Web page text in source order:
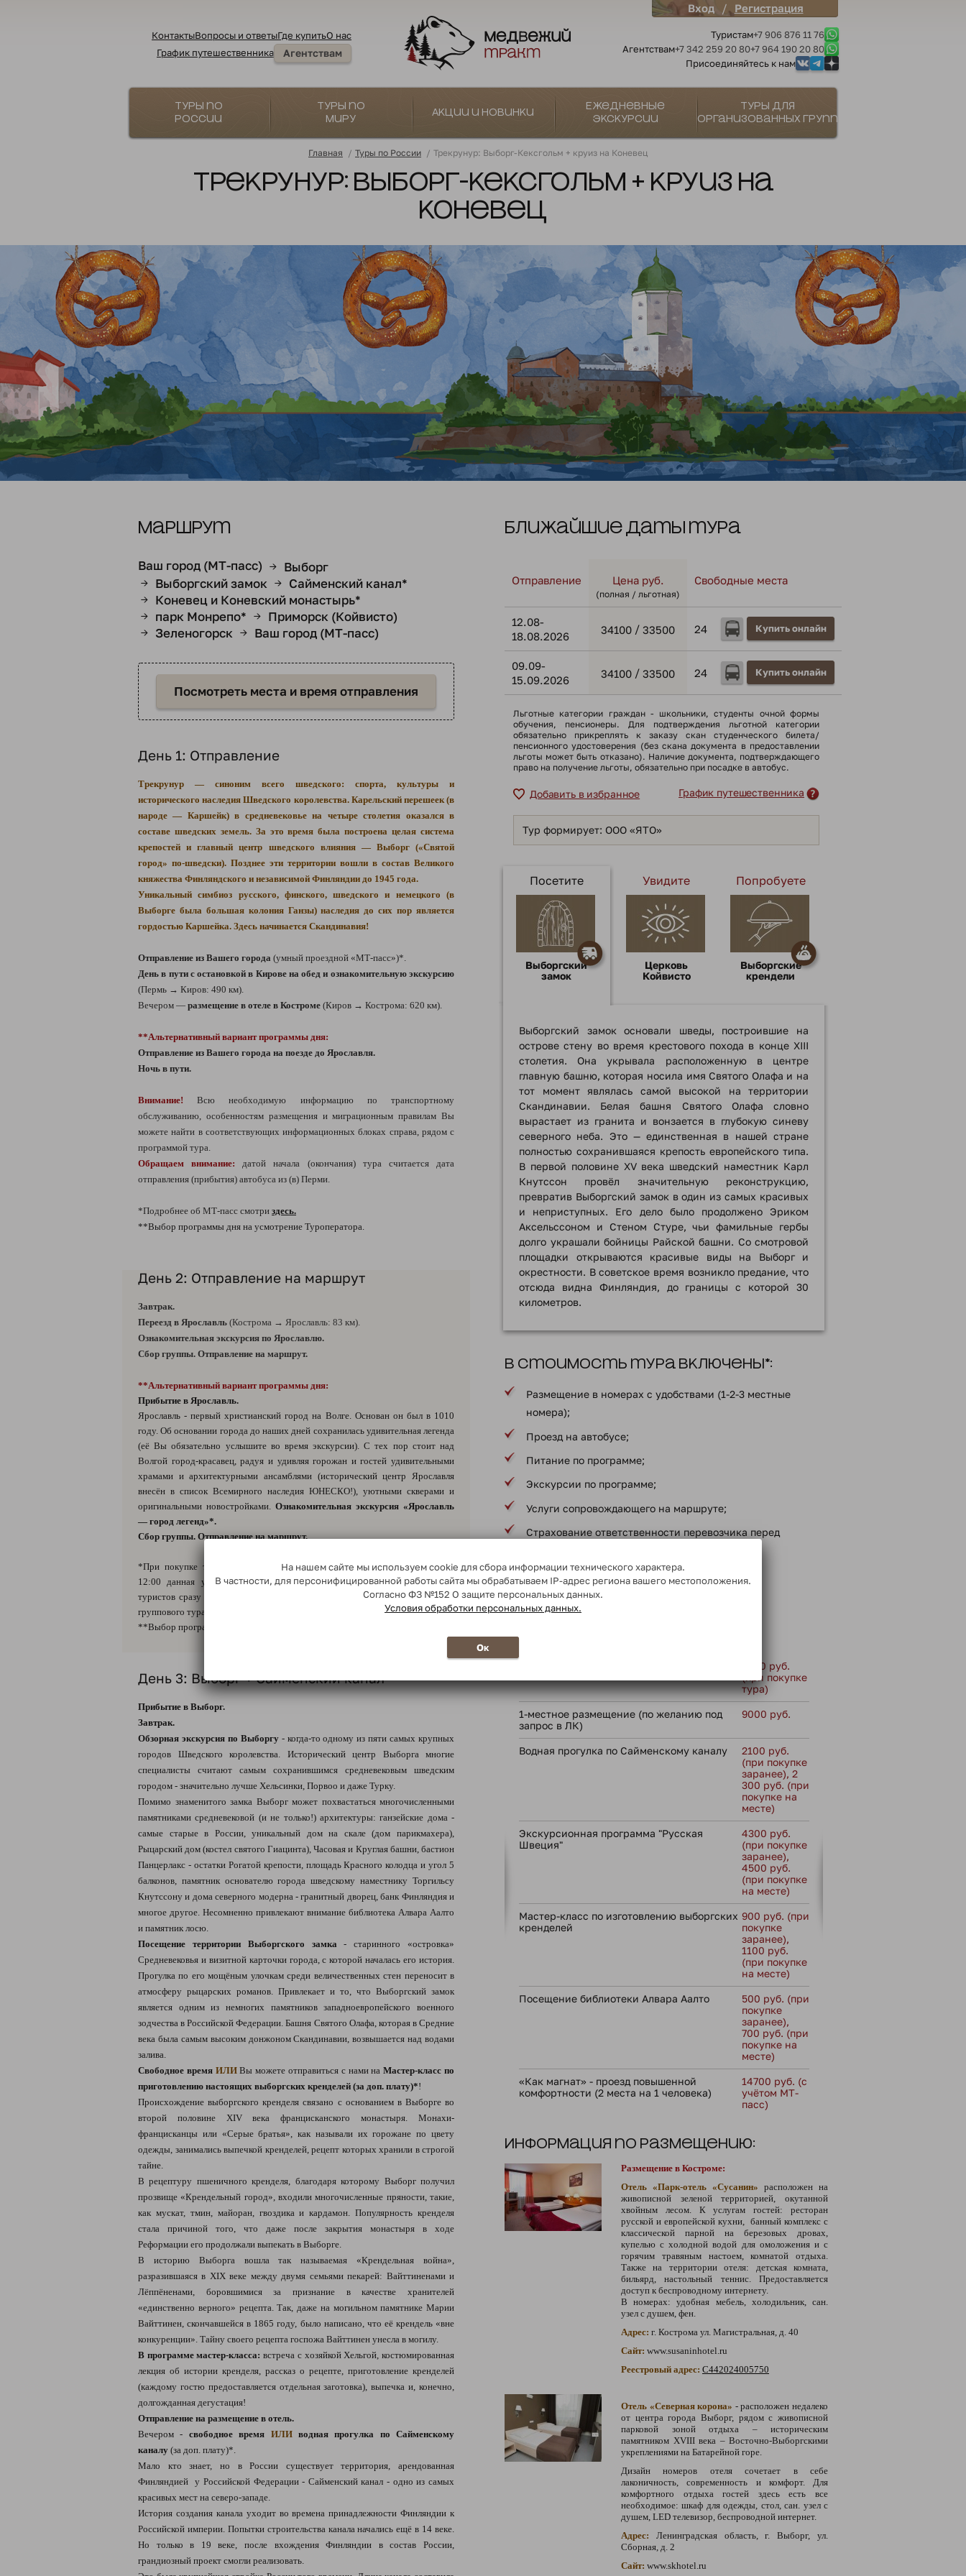
Вход / Регистрация
КонтактыВопросы и ответыГде купитьО нас
График путешественника
Агентствам
Туристам+7 906 876 11 76
Агентствам+7 342 259 20 80+7 964 190 20 80
Присоединяйтесь к нам
Туры по
России
Туры по
миру
Акции и новинки
Ежедневные
экскурсии
Туры для
организованных групп
Главная / Туры по России / Трекрунур: Выборг-Кексгольм + круиз на Коневец
Трекрунур: Выборг-Кексгольм + круиз на
Коневец
Маршрут
Ваш город (МТ-пасс) → Выборг
→ Выборгский замок → Сайменский канал*
→ Коневец и Коневский монастырь*
→ парк Монрепо* → Приморск (Койвисто)
→ Зеленогорск → Ваш город (МТ-пасс)
Посмотреть места и время отправления
День 1: Отправление
Трекрунур — синоним всего шведского: спорта, культуры и
исторического наследия Шведского королевства. Карельский перешеек (в
народе — Каршейк) в средневековье на четыре столетия оказался в
составе шведских земель. За это время была построена целая система
крепостей и главный центр шведского влияния — Выборг («Святой
город» по-шведски). Позднее эти территории вошли в состав Великого
княжества Финляндского и независимой Финляндии до 1945 года.
Уникальный симбиоз русского, финского, шведского и немецкого (в
Выборге была большая колония Ганзы) наследия до сих пор является
гордостью Каршейка. Здесь начинается Скандинавия!
Отправление из Вашего города (умный проездной «МТ-пасс»)*.
День в пути с остановкой в Кирове на обед и ознакомительную экскурсию
(Пермь → Киров: 490 км).
Вечером — размещение в отеле в Костроме (Киров → Кострома: 620 км).
**Альтернативный вариант программы дня:
Отправление из Вашего города на поезде до Ярославля.
Ночь в пути.
Внимание! Всю необходимую информацию по транспортному
обслуживанию, особенностям размещения и миграционным правилам Вы
можете найти в соответствующих информационных блоках справа, рядом с
программой тура.
Обращаем внимание:датой начала (окончания) тура считается дата
отправления (прибытия) автобуса из (в) Перми.
*Подробнее об МТ-пасс смотри здесь.
**Выбор программы дня на усмотрение Туроператора.
День 2: Отправление на маршрут
Завтрак.
Переезд в Ярославль (Кострома → Ярославль: 83 км).
Ознакомительная экскурсия по Ярославлю.
Сбор группы. Отправление на маршрут.
**Альтернативный вариант программы дня:
Прибытие в Ярославль.
Ярославль - первый христианский город на Волге. Основан он был в 1010
году. Об основании города до наших дней сохранилась удивительная легенда
(её Вы обязательно услышите во время экскурсии). С тех пор стоит над
Волгой город-красавец, радуя и удивляя горожан и гостей удивительными
храмами и архитектурными ансамблями (исторический центр Ярославля
внесён в список Всемирного наследия ЮНЕСКО!), уютными скверами и
оригинальными новостройками. Ознакомительная экскурсия «Ярославль
— город легенд»*.
Сбор группы. Отправление на маршрут.
*При покупке туров от «Медвежий тракт», стартующих из Ярославля в
12:00 данная услуга не предоставляется. После прибытия в Ярославль
туристов сразу подвозят к основному автобусу, следующему по маршруту
группового тура.
**Выбор программы дня на усмотрение Туроператора.
День 3: Выборг + Сайменский канал*
Прибытие в Выборг.
Завтрак.
Обзорная экскурсия по Выборгу- когда-то одному из пяти самых крупных
городов Шведского королевства. Исторический центр Выборга многие
специалисты считают самым сохранившимся средневековым шведским
городом - значительно лучше Хельсинки, Порвоо и даже Турку.
Помимо знаменитого замка Выборг может похвастаться многочисленными
памятниками средневековой (и не только!) архитектуры: ганзейские дома -
самые старые в России, уникальный дом на скале (дом парикмахера),
Рыцарский дом (костел святого Гиацинта), Часовая и Круглая башни, бастион
Панцерлакс - остатки Рогатой крепости, площадь Красного колодца и угол 5
балконов, памятник основателю города шведскому наместнику Торгильсу
Кнутссону и дома северного модерна - гранитный дворец, банк Финляндия и
многое другое. Несомненно привлекают внимание библиотека Алвара Аалто
и памятник лосю.
Посещение территории Выборгского замка - старинного «островка»
Средневековья и визитной карточки города, с которой началась его история.
Прогулка по его мощёным улочкам среди величественных стен переносит в
атмосферу рыцарских романов. Привлекает и то, что Выборгский замок
является одним из немногих памятников западноевропейского военного
зодчества в Российской Федерации. Башня Святого Олафа, которая в Средние
века была самым высоким донжоном Скандинавии, возвышается над водами
залива.
Свободное время ИЛИ Вы можете отправиться с нами на Мастер-класс по
приготовлению настоящих выборгских кренделей (за доп. плату)*!
Происхождение выборгского кренделя связано с основанием в Выборге во
второй половине XIV века францисканского монастыря. Монахи-
францисканцы или «Серые братья», как называли их горожане по цвету
одежды, занимались выпечкой кренделей, рецепт которых хранили в строгой
тайне.
В рецептуру пшеничного кренделя, благодаря которому Выборг получил
прозвище «Крендельный город», входили многочисленные пряности, такие,
как мускат, тмин, майоран, гвоздика и кардамон. Популярность кренделя
стала причиной того, что даже после закрытия монастыря в ходе
Реформации его продолжали выпекать в Выборге.
В историю Выборга вошла так называемая «Крендельная война»,
разразившаяся в XIX веке между двумя семьями пекарей: Вайттиненами и
Лёппёненами, боровшимися за признание в качестве хранителей
«единственно верного» рецепта. Так, даже на могильном памятнике Марии
Вайттинен, скончавшейся в 1865 году, было написано, что её крендель «вне
конкуренции». Тайну своего рецепта госпожа Вайттинен унесла в могилу.
В программе мастер-класса: встреча с хозяйкой Хельгой, костюмированная
лекция об истории кренделя, рассказ о рецепте, приготовление кренделей
(каждому гостю предоставляется отдельная заготовка), выпечка и, конечно,
долгожданная дегустация!
Отправление на размещение в отель.
Вечером - свободное время ИЛИводная прогулка по Сайменскому
каналу (за доп. плату)*.
Мало кто знает, но в России существует территория, арендованная
Финляндией у Российской Федерации - Сайменский канал - одно из самых
красивых мест на северо-западе.
История создания канала уходит во времена принадлежности Финляндии к
Российской империи. Попытки строительства канала начались ещё в 14 веке.
Но только в 19 веке, после вхождения Финляндии в состав России,
грандиозный проект смогли реализовать.
Ближайшие даты тура
Отправление Цена руб.
(полная / льготная)
Свободные места
12.08-
18.08.2026
34100 / 33500 24 Купить онлайн
09.09-
15.09.2026
34100 / 33500 24 Купить онлайн
Льготные категории граждан - школьники, cтуденты очной формы
обучения, пенсионеры. Для подтверждения льготной категории
обязательно прикреплять к заказу скан студенческого билета/
пенсионного удостоверения (без скана документа в предоставлении
льготы может быть отказано). Наличие документа, подтверждающего
право на получение льготы, обязательно при посадке в автобус.
Добавить в избранное График путешественника
Тур формирует: ООО «ЯТО»
Посетите
Выборгский
замок
Увидите
Церковь
Койвисто
Попробуете
Выборгские
крендели
Выборгский замок основали шведы, построившие на
острове стену во время крестового похода в конце XIII
столетия. Она укрывала расположенную в центре
главную башню, которая носила имя Святого Олафа и на
тот момент являлась самой высокой на территории
Скандинавии. Белая башня Святого Олафа словно
вырастает из гранита и вонзается в глубокую синеву
северного неба. Это — единственная в нашей стране
полностью сохранившаяся крепость европейского типа.
В первой половине XV века шведский наместник Карл
Кнутссон провёл значительную реконструкцию,
превратив Выборгский замок в один из самых красивых
и неприступных. Его дело было продолжено Эриком
Аксельссоном и Стеном Стуре, чьи фамильные гербы
долго украшали бойницы Райской башни. Со смотровой
площадки открываются красивые виды на Выборг и
окрестности. В советское время возникло предание, что
отсюда видна Финляндия, до границы с которой 30
километров.
В стоимость тура включены*:
Размещение в номерах с удобствами (1-2-3 местные
номера);
Проезд на автобусе;
Питание по программе;
Экскурсии по программе;
Услуги сопровождающего на маршруте;
Страхование ответственности перевозчика перед
* в соответствии с программой тура
В стоимость тура не входит:
4700 руб.
(при покупке
тура)
1-местное размещение (по желанию под
запрос в ЛК)
9000 руб.
Водная прогулка по Сайменскому каналу
2100 руб.
(при покупке
заранее), 2
300 руб. (при
покупке на
месте)
Экскурсионная программа "Русская
Швеция"
4300 руб.
(при покупке
заранее),
4500 руб.
(при покупке
на месте)
Мастер-класс по изготовлению выборгских
кренделей
900 руб. (при
покупке
заранее),
1100 руб.
(при покупке
на месте)
Посещение библиотеки Алвара Аалто
500 руб. (при
покупке
заранее),
700 руб. (при
покупке на
месте)
«Как магнат» - проезд повышенной
комфортности (2 места на 1 человека)
14700 руб. (с
учётом МТ-
пасс)
Информация по размещению:
Размещение в Костроме:
Отель «Парк-отель «Сусанин» расположен на
живописной зеленой территорией, окутанной
хвойным лесом. К услугам гостей: ресторан
русской и европейской кухни, банный комплекс с
классической парной на березовых дровах,
купелью с холодной водой для омоложения и с
горячим травяным настоем, комнатой отдыха.
Также на территории отеля: детская комната,
бильярд, настольный теннис. Предоставляется
доступ к беспроводному интернету.
В номерах: удобная мебель, холодильник, сан.
узел с душем, фен.
Адрес: г. Кострома ул. Магистральная, д. 40
Сайт: www.susaninhotel.ru
Реестровый адрес: С442024005750
Отель «Северная корона» - расположен недалеко
от центра города Выборг, рядом с живописной
парковой зоной отдыха – историческим
памятником XVIII века – Восточно-Выборгскими
укреплениями на Батарейной горе.
Дизайн номеров отеля сочетает в себе
лаконичность, современность и комфорт. Для
комфортного отдыха гостей здесь есть все
необходимое: шкаф для одежды, стол, сан. узел с
душем, LED телевизор, беспроводной интернет.
Адрес: Ленинградская область, г. Выборг, ул.
Сборная, д. 2
Сайт: www.skhotel.ru
На нашем сайте мы используем cookie для сбора информации технического характера.
В частности, для персонифицированной работы сайта мы обрабатываем IP-адрес региона вашего местоположения.
Согласно ФЗ №152 О защите персональных данных.
Условия обработки персональных данных.
Ок